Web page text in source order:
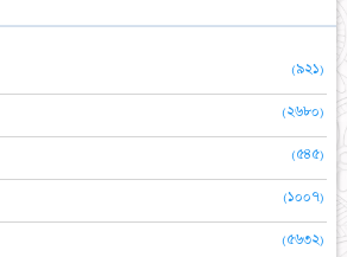
(৯২১)
(২৬৮০)
(৫৪৫)
(১০০৭)
(৫৬৩২)